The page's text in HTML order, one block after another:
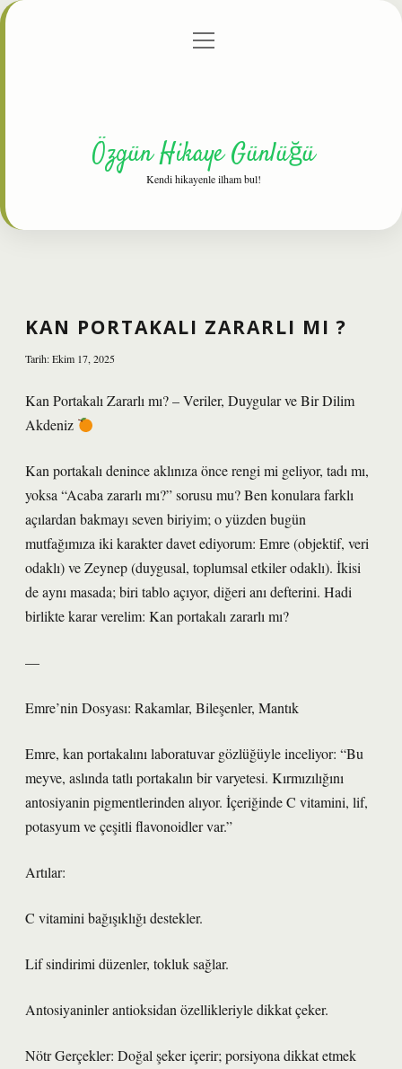
Gizlilik Politikası
menüyü
Özgün Hikaye Günlüğü
Kendi hikayenle ilham bul!
KAN PORTAKALI ZARARLI MI ?
Tarih: Ekim 17, 2025
Kan Portakalı Zararlı mı? – Veriler, Duygular ve Bir Dilim
Akdeniz
Kan portakalı denince aklınıza önce rengi mi geliyor, tadı mı,
yoksa “Acaba zararlı mı?” sorusu mu? Ben konulara farklı
açılardan bakmayı seven biriyim; o yüzden bugün
mutfağımıza iki karakter davet ediyorum: Emre (objektif, veri
odaklı) ve Zeynep (duygusal, toplumsal etkiler odaklı). İkisi
de aynı masada; biri tablo açıyor, diğeri anı defterini. Hadi
birlikte karar verelim: Kan portakalı zararlı mı?
—
Emre’nin Dosyası: Rakamlar, Bileşenler, Mantık
Emre, kan portakalını laboratuvar gözlüğüyle inceliyor: “Bu
meyve, aslında tatlı portakalın bir varyetesi. Kırmızılığını
antosiyanin pigmentlerinden alıyor. İçeriğinde C vitamini, lif,
potasyum ve çeşitli flavonoidler var.”
Artılar:
C vitamini bağışıklığı destekler.
Lif sindirimi düzenler, tokluk sağlar.
Antosiyaninler antioksidan özellikleriyle dikkat çeker.
Nötr Gerçekler: Doğal şeker içerir; porsiyona dikkat etmek